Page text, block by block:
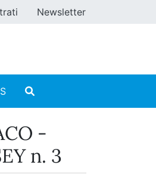
Newsletter
-
n. 3